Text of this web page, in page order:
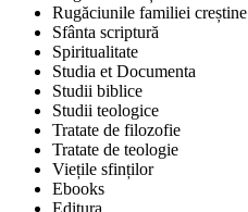
Rugăciunile familiei creștine
Sfânta scriptură
Spiritualitate
Studia et Documenta
Studii biblice
Studii teologice
Tratate de filozofie
Tratate de teologie
Viețile sfinților
Ebooks